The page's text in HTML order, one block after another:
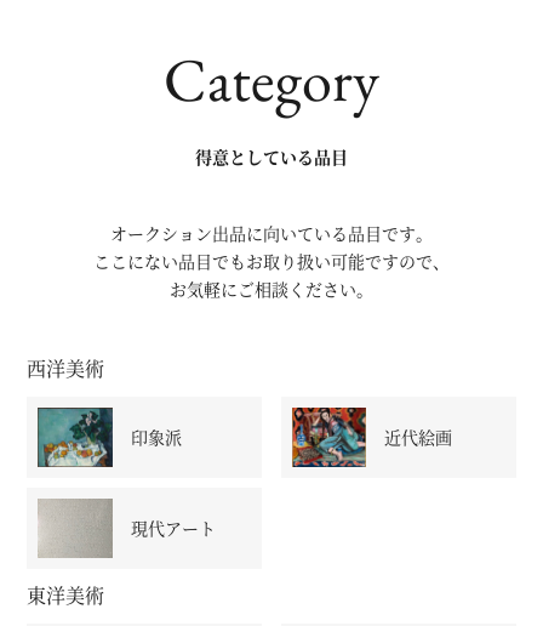
Category
得意としている品目
オークション出品に向いている品目です。
ここにない品目でもお取り扱い可能ですので、
お気軽にご相談ください。
西洋美術
印象派 近代絵画
現代アート
東洋美術